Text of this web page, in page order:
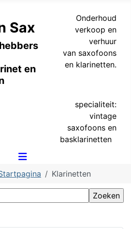
Sax
en
Onderhoud
verkoop en
verhuur
van saxofoons
en klarinetten.
specialiteit:
vintage
saxofoons en
basklarinetten
Klarinetten